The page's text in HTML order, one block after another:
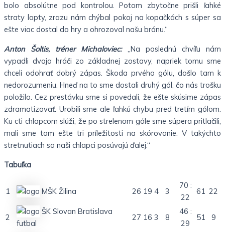
bolo absolútne pod kontrolou. Potom zbytočne prišli ľahké
straty lopty, zrazu nám chýbal pokoj na kopačkách s súper sa
ešte viac dostal do hry a ohrozoval našu bránu.“
Anton Šoltis, tréner Michaloviec:
„Na poslednú chvíľu nám
vypadli dvaja hráči zo základnej zostavy, napriek tomu sme
chceli odohrať dobrý zápas. Škoda prvého gólu, došlo tam k
nedorozumeniu. Hneď na to sme dostali druhý gól, čo nás trošku
položilo. Cez prestávku sme si povedali, že ešte skúsime zápas
zdramatizovať. Urobili sme ale ľahkú chybu pred tretím gólom.
Ku cti chlapcom slúži, že po strelenom góle sme súpera pritlačili,
mali sme tam ešte tri príležitosti na skórovanie. V takýchto
stretnutiach sa naši chlapci posúvajú ďalej.“
Tabuľka
1 MŠK Žilina 26 19 4 3
70 :
22
61 22
2
ŠK Slovan Bratislava
futbal
27 16 3 8
46 :
29
51 9